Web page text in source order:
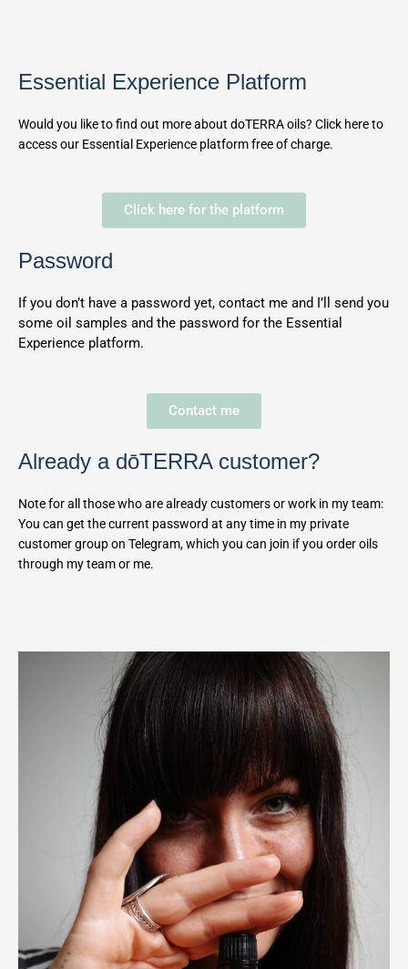
Essential Experience Platform
Would you like to find out more about doTERRA oils? Click here to
access our Essential Experience platform free of charge.
Click here for the platform
Password
If you don’t have a password yet, contact me and I’ll send you
some oil samples and the password for the Essential
Experience platform.
Contact me
Already a dōTERRA customer?
Note for all those who are already customers or work in my team:
You can get the current password at any time in my private
customer group on Telegram, which you can join if you order oils
through my team or me.